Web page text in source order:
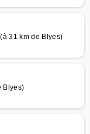
31 km de Blyes)
Blyes)